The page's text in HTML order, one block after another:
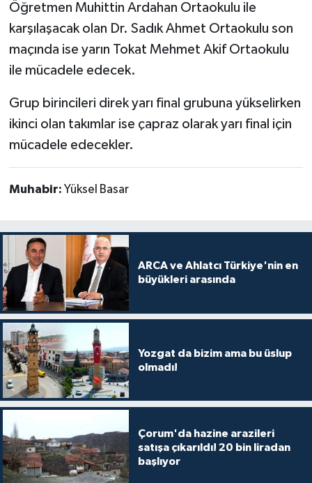
Öğretmen Muhittin Ardahan Ortaokulu ile
karşılaşacak olan Dr. Sadık Ahmet Ortaokulu son
maçında ise yarın Tokat Mehmet Akif Ortaokulu
ile mücadele edecek.
Grup birincileri direk yarı final grubuna yükselirken
ikinci olan takımlar ise çapraz olarak yarı final için
mücadele edecekler.
Muhabir: Yüksel Basar
ARCA ve Ahlatcı Türkiye'nin en
büyükleri arasında
Yozgat da bizim ama bu üslup
olmadı!
Çorum'da hazine arazileri
satışa çıkarıldı! 20 bin liradan
başlıyor